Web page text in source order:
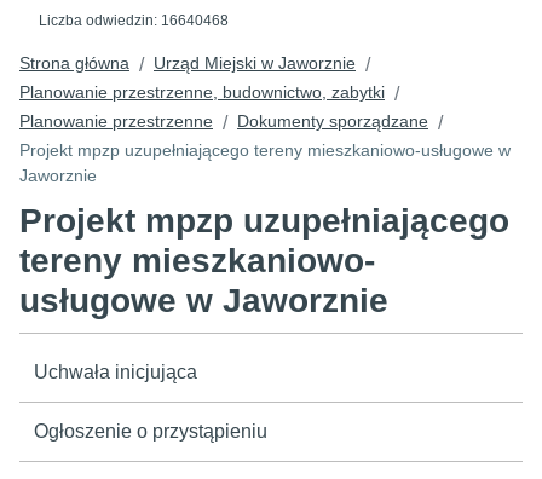
Liczba odwiedzin: 16640468
Strona główna / Urząd Miejski w Jaworznie /
Planowanie przestrzenne, budownictwo, zabytki /
Planowanie przestrzenne / Dokumenty sporządzane /
Projekt mpzp uzupełniającego tereny mieszkaniowo-usługowe w
Jaworznie
Projekt mpzp uzupełniającego
tereny mieszkaniowo-
usługowe w Jaworznie
Uchwała inicjująca
Ogłoszenie o przystąpieniu